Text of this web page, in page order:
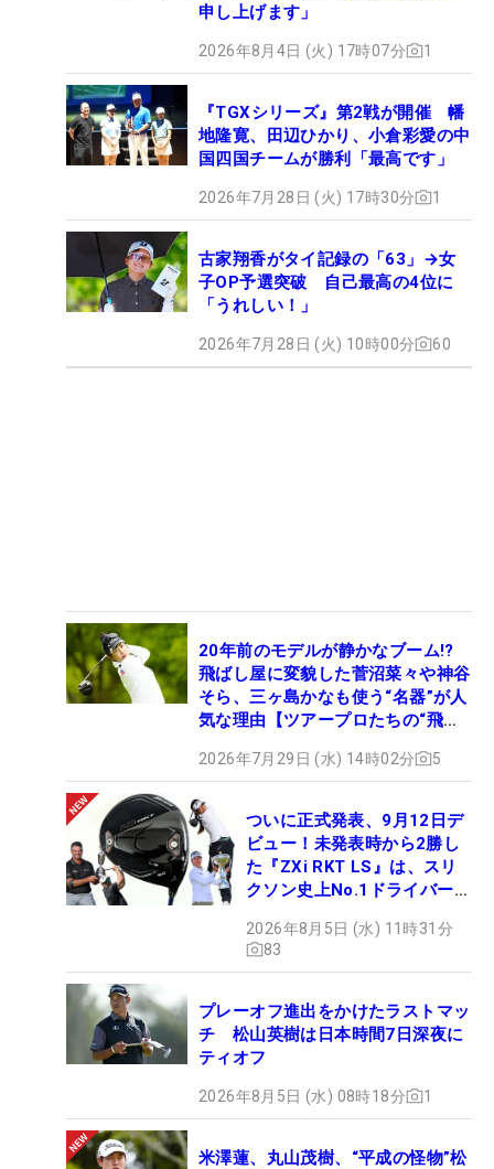
申し上げます」
2026年8月4日 (火) 17時07分 1
『TGXシリーズ』第2戦が開催 幡
地隆寛、田辺ひかり、小倉彩愛の中
国四国チームが勝利「最高です」
2026年7月28日 (火) 17時30分 1
古家翔香がタイ記録の「63」→女
子OP予選突破 自己最高の4位に
「うれしい！」
2026年7月28日 (火) 10時00分 60
20年前のモデルが静かなブーム!?
飛ばし屋に変貌した菅沼菜々や神谷
そら、三ヶ島かなも使う“名器”が人
気な理由【ツアープロたちの“飛ば
2026年7月29日 (水) 14時02分 5
ついに正式発表、9月12日デ
ビュー！未発表時から2勝し
た『ZXi RKT LS』は、スリ
クソン史上No.1ドライバー!?
2026年8月5日 (水) 11時31分
83
プレーオフ進出をかけたラストマッ
チ 松山英樹は日本時間7日深夜に
ティオフ
2026年8月5日 (水) 08時18分 1
米澤蓮、丸山茂樹、“平成の怪物”松